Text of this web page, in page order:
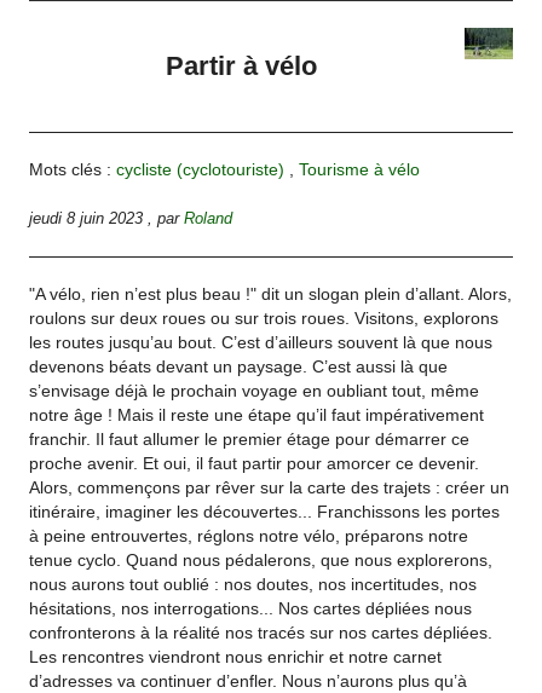
Partir à vélo
Mots clés :cycliste (cyclotouriste) ,Tourisme à vélo
jeudi 8 juin 2023 ,parRoland
"A vélo, rien n’est plus beau !" dit un slogan plein d’allant. Alors,
roulons sur deux roues ou sur trois roues. Visitons, explorons
les routes jusqu’au bout. C’est d’ailleurs souvent là que nous
devenons béats devant un paysage. C’est aussi là que
s’envisage déjà le prochain voyage en oubliant tout, même
notre âge ! Mais il reste une étape qu’il faut impérativement
franchir. Il faut allumer le premier étage pour démarrer ce
proche avenir. Et oui, il faut partir pour amorcer ce devenir.
Alors, commençons par rêver sur la carte des trajets : créer un
itinéraire, imaginer les découvertes... Franchissons les portes
à peine entrouvertes, réglons notre vélo, préparons notre
tenue cyclo. Quand nous pédalerons, que nous explorerons,
nous aurons tout oublié : nos doutes, nos incertitudes, nos
hésitations, nos interrogations... Nos cartes dépliées nous
confronterons à la réalité nos tracés sur nos cartes dépliées.
Les rencontres viendront nous enrichir et notre carnet
d’adresses va continuer d’enfler. Nous n’aurons plus qu’à